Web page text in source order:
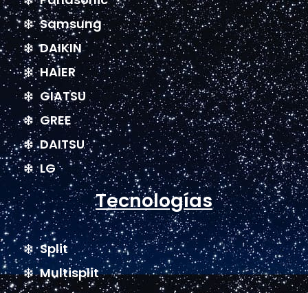
Samsung
DAIKIN
HAIER
GIATSU
GREE
DAITSU
LG
Tecnologías
Split
Multisplit